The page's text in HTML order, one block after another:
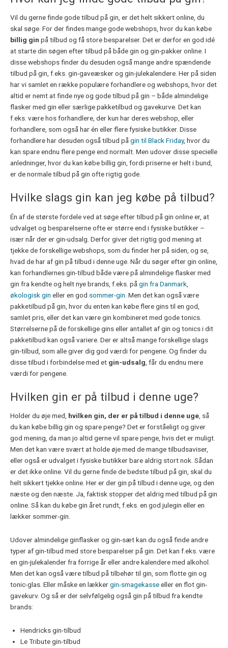
Vil du gerne finde gode tilbud på gin, er det helt sikkert online, du
skal søge. For der findes mange gode webshops, hvor du kan købe
billig gin på tilbud og få store besparelser. Det er derfor en god idé
at starte din søgen efter tilbud på både gin og gin-pakker online. I
disse webshops finder du desuden også mange andre spændende
tilbud på gin, f.eks. gin-gaveæsker og gin-julekalendere. Her på siden
har vi samlet en række populære forhandlere og webshops, hvor det
altid er nemt at finde nye og gode tilbud på gin – både almindelige
flasker med gin eller særlige pakketilbud og gavekurve. Det kan
f.eks. være hos forhandlere, der kun har deres webshop, eller
forhandlere, som også har én eller flere fysiske butikker. Disse
forhandlere har desuden også tilbud pågin til Black Friday, hvor du
kan spare endnu flere penge end normalt. Men udover disse specielle
anledninger, hvor du kan købe billig gin, fordi priserne er helt i bund,
er de normale tilbud på gin ofte rigtig gode.
Hvilke slags gin kan jeg købe på tilbud?
Én af de største fordele ved at søge efter tilbud på gin online er, at
udvalget og besparelserne ofte er større end i fysiske butikker –
især når der er gin-udsalg. Derfor giver det rigtig god mening at
tjekke de forskellige webshops, som du finder her på siden, og se,
hvad de har af gin på tilbud i denne uge. Når du søger efter gin online,
kan forhandlernes gin-tilbud både være på almindelige flasker med
gin fra kendte og helt nye brands, f.eks. på gin fra Danmark
økologisk gin eller en god sommer-gin . Men det kan også være
pakketilbud på gin, hvor du enten kan købe flere gins til en god,
samlet pris, eller det kan være gin kombineret med gode tonics.
Størrelserne på de forskellige gins eller antallet af gin og tonics i dit
pakketilbud kan også variere. Der er altså mange forskellige slags
gin-tilbud, som alle giver dig god værdi for pengene. Og finder du
disse tilbud i forbindelse med et gin-udsalg , får du endnu mere
værdi for pengene.
Hvilken gin er på tilbud i denne uge?
Holder du øje med, hvilken gin, der er på tilbud i denne uge, så
du kan købe billig gin og spare penge? Det er forståeligt og giver
god mening, da man jo altid gerne vil spare penge, hvis det er muligt.
Men det kan være svært at holde øje med de mange tilbudsaviser,
eller også er udvalget i fysiske butikker bare aldrig stort nok. Sådan
er det ikke online. Vil du gerne finde de bedste tilbud på gin, skal du
helt sikkert tjekke online. Her er der gin på tilbud i denne uge, og den
næste og den næste. Ja, faktisk stopper det aldrig med tilbud på gin
online. Så kan du købe gin året rundt, f.eks. en god julegin eller en
lækker sommer-gin.
Udover almindelige ginflasker og gin-sæt kan du også finde andre
typer af gin-tilbud med store besparelser på gin. Det kan f.eks. være
en gin-julekalender fra forrige år eller andre kalendere med alkohol.
Men det kan også være tilbud på tilbehør til gin, som flotte gin og
tonic-glas. Eller måske en lækkergin-smagekasseeller en flot gin-
gavekurv. Og så er der selvfølgelig også gin på tilbud fra kendte
brands:
Hendricks gin-tilbud
Le Tribute gin-tilbud